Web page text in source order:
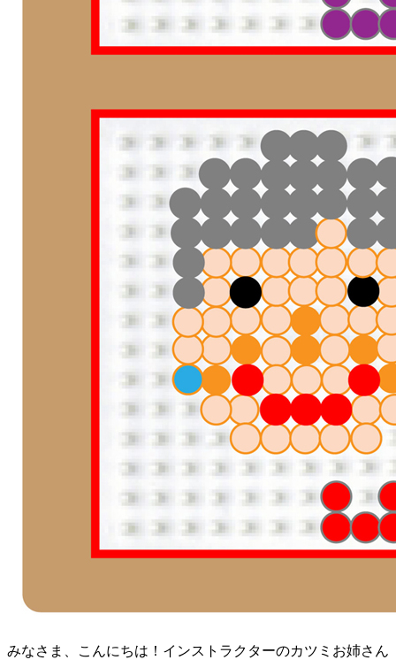
みなさま、こんにちは！インストラクターのカツミお姉さん